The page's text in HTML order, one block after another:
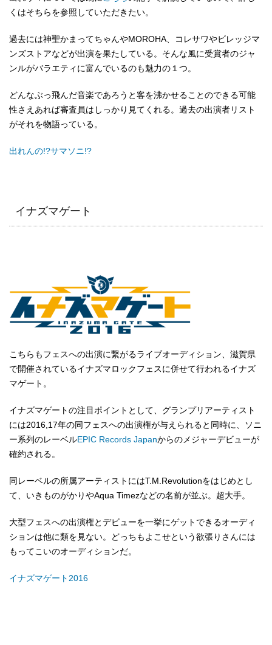
くはそちらを参照していただきたい。
過去には神聖かまってちゃんやMOROHA、コレサワやビレッジマ
ンズストアなどが出演を果たしている。そんな風に受賞者のジャ
ンルがバラエティに富んでいるのも魅力の１つ。
どんなぶっ飛んだ音楽であろうと客を沸かせることのできる可能
性さえあれば審査員はしっかり見てくれる。過去の出演者リスト
がそれを物語っている。
出れんの!?サマソニ!?
イナズマゲート
こちらもフェスへの出演に繋がるライブオーディション、滋賀県
で開催されているイナズマロックフェスに併せて行われるイナズ
マゲート。
イナズマゲートの注目ポイントとして、グランプリアーティスト
には2016,17年の同フェスへの出演権が与えられると同時に、ソニ
ー系列のレーベルEPIC Records Japanからのメジャーデビューが
確約される。
同レーベルの所属アーティストにはT.M.Revolutionをはじめとし
て、いきものがかりやAqua Timezなどの名前が並ぶ。超大手。
大型フェスへの出演権とデビューを一挙にゲットできるオーディ
ションは他に類を見ない。どっちもよこせという欲張りさんには
もってこいのオーディションだ。
イナズマゲート2016